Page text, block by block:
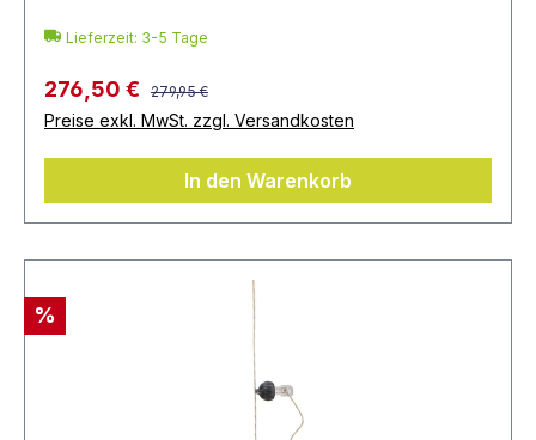
Lieferzeit: 3-5 Tage
276,50 € 279,95 €
Preise exkl. MwSt. zzgl. Versandkosten
In den Warenkorb
%